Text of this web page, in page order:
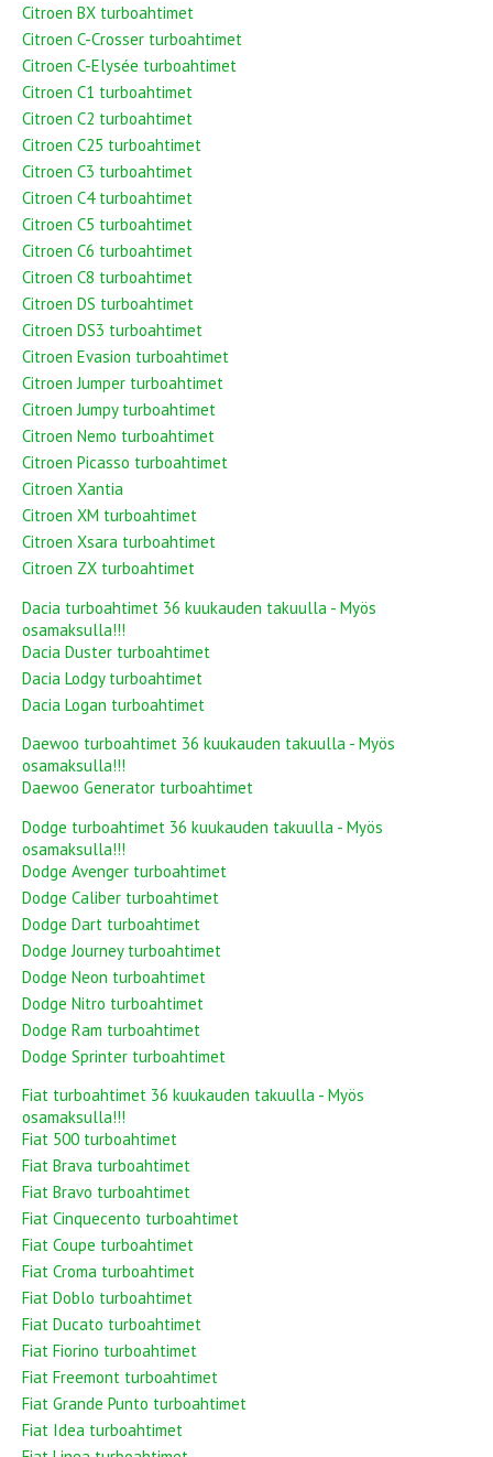
Citroen BX turboahtimet
Citroen C-Crosser turboahtimet
Citroen C-Elysée turboahtimet
Citroen C1 turboahtimet
Citroen C2 turboahtimet
Citroen C25 turboahtimet
Citroen C3 turboahtimet
Citroen C4 turboahtimet
Citroen C5 turboahtimet
Citroen C6 turboahtimet
Citroen C8 turboahtimet
Citroen DS turboahtimet
Citroen DS3 turboahtimet
Citroen Evasion turboahtimet
Citroen Jumper turboahtimet
Citroen Jumpy turboahtimet
Citroen Nemo turboahtimet
Citroen Picasso turboahtimet
Citroen Xantia
Citroen XM turboahtimet
Citroen Xsara turboahtimet
Citroen ZX turboahtimet
Dacia turboahtimet 36 kuukauden takuulla - Myös
osamaksulla!!!
Dacia Duster turboahtimet
Dacia Lodgy turboahtimet
Dacia Logan turboahtimet
Daewoo turboahtimet 36 kuukauden takuulla - Myös
osamaksulla!!!
Daewoo Generator turboahtimet
Dodge turboahtimet 36 kuukauden takuulla - Myös
osamaksulla!!!
Dodge Avenger turboahtimet
Dodge Caliber turboahtimet
Dodge Dart turboahtimet
Dodge Journey turboahtimet
Dodge Neon turboahtimet
Dodge Nitro turboahtimet
Dodge Ram turboahtimet
Dodge Sprinter turboahtimet
Fiat turboahtimet 36 kuukauden takuulla - Myös
osamaksulla!!!
Fiat 500 turboahtimet
Fiat Brava turboahtimet
Fiat Bravo turboahtimet
Fiat Cinquecento turboahtimet
Fiat Coupe turboahtimet
Fiat Croma turboahtimet
Fiat Doblo turboahtimet
Fiat Ducato turboahtimet
Fiat Fiorino turboahtimet
Fiat Freemont turboahtimet
Fiat Grande Punto turboahtimet
Fiat Idea turboahtimet